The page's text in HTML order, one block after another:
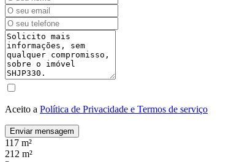
Aceito a Política de Privacidade e Termos de serviço
Enviar mensagem
117 m²
212 m²